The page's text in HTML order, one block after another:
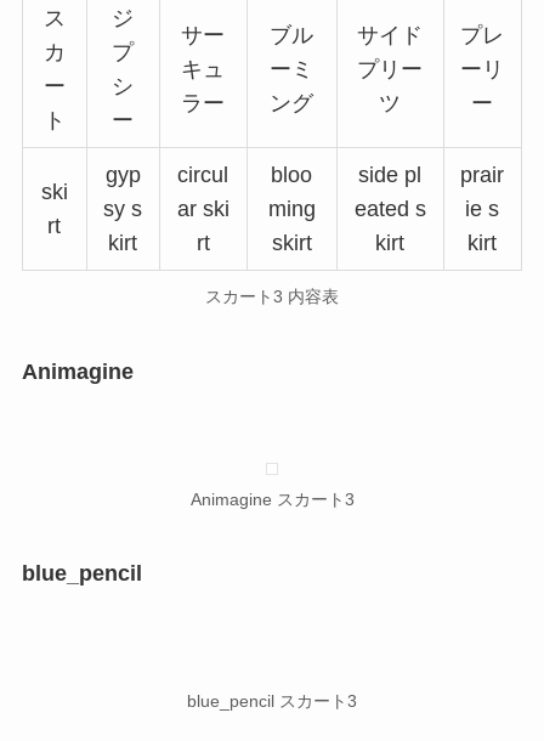
ス
カ
ー
ト
ジ
プ
シ
ー
サー
キュ
ラー
ブル
ーミ
ング
サイド
プリー
ツ
プレ
ーリ
ー
ski
rt
gyp
sy s
kirt
circul
ar ski
rt
bloo
ming
skirt
side pl
eated s
kirt
prair
ie s
kirt
スカート3 内容表
Animagine
Animagine スカート3
blue_pencil
blue_pencil スカート3